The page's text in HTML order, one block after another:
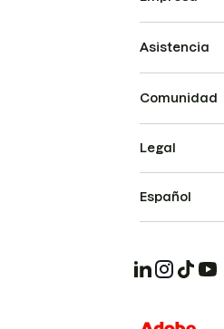
Asistencia
Comunidad
Legal
Español